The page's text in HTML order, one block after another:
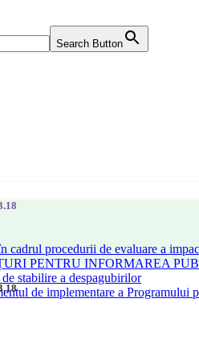
Search Button
cadrul procedurii de evaluare a
PENTRU INFORMAREA
stabilire a despagubirilor
de implementare a Programului